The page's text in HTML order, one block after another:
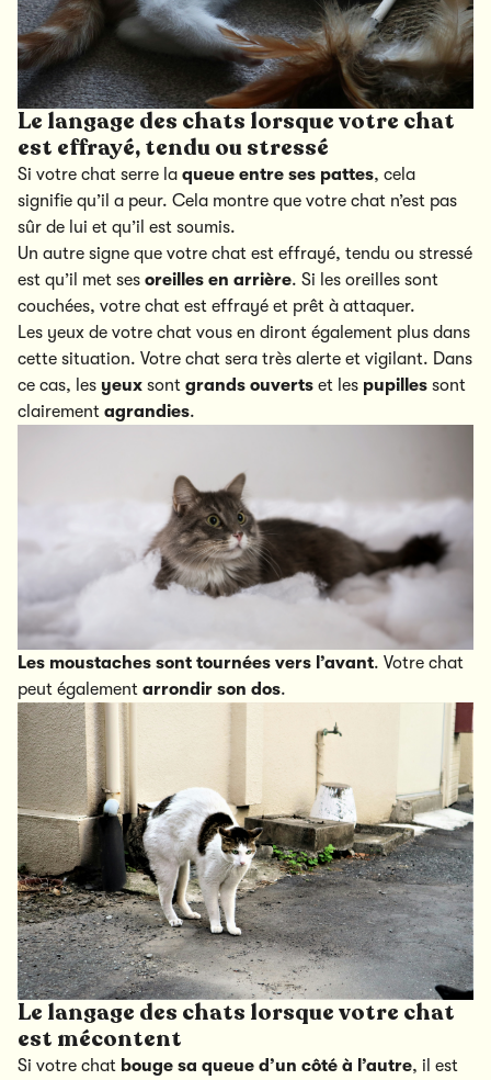
Le langage des chats lorsque votre chat
est effrayé, tendu ou stressé
Si votre chat serre la queue entre ses pattes, cela
signifie qu’il a peur. Cela montre que votre chat n’est pas
sûr de lui et qu’il est soumis.
Un autre signe que votre chat est effrayé, tendu ou stressé
est qu’il met ses oreilles en arrière. Si les oreilles sont
couchées, votre chat est effrayé et prêt à attaquer.
Les yeux de votre chat vous en diront également plus dans
cette situation. Votre chat sera très alerte et vigilant. Dans
ce cas, les yeux sont grands ouverts et les pupilles sont
clairement agrandies.
Les moustaches sont tournées vers l’avant. Votre chat
peut également arrondir son dos.
Le langage des chats lorsque votre chat
est mécontent
Si votre chat bouge sa queue d’un côté à l’autre, il est